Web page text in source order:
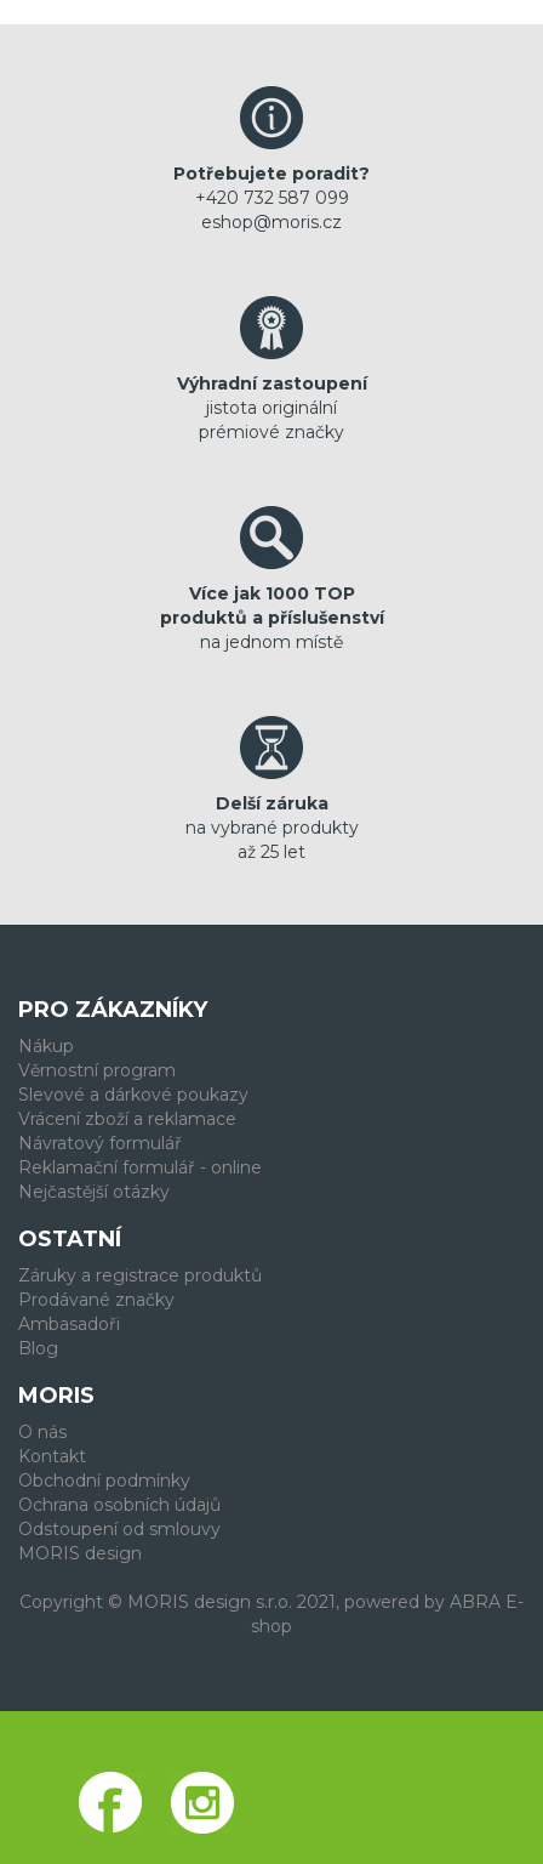
Potřebujete poradit?
+420 732 587 099
eshop@moris.cz
Výhradní zastoupení
jistota originální
prémiové značky
Více jak 1000 TOP
produktů a příslušenství
na jednom místě
Delší záruka
na vybrané produkty
až 25 let
PRO ZÁKAZNÍKY
Nákup
Věrnostní program
Slevové a dárkové poukazy
Vrácení zboží a reklamace
Návratový formulář
Reklamační formulář - online
Nejčastější otázky
OSTATNÍ
Záruky a registrace produktů
Prodávané značky
Ambasadoři
Blog
MORIS
O nás
Kontakt
Obchodní podmínky
Ochrana osobních údajů
Odstoupení od smlouvy
MORIS design
Copyright © MORIS design s.r.o. 2021, powered by ABRA E-
shop